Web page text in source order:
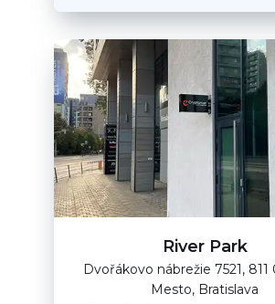
River Park
Dvořákovo nábrežie 7521, 811
Mesto, Bratislava